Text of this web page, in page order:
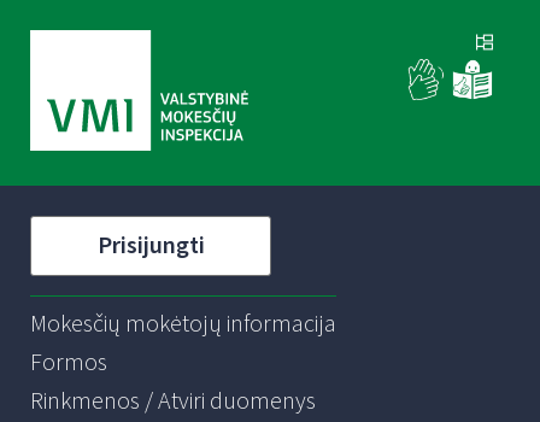
Prisijungti
Mokesčių mokėtojų informacija
Formos
Rinkmenos / Atviri duomenys